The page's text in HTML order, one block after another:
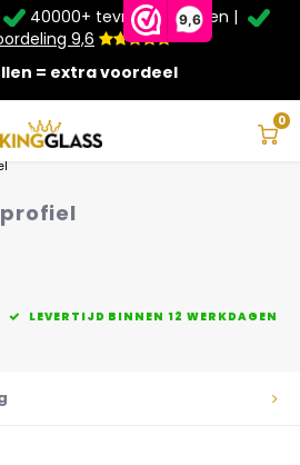
9,6
& Contact
Taal
40000+ tevreden klanten |
9,6
= extra voordeel
0
kortingop schuifwanden en
extra kassa korting*
LEVERTIJD BINNEN 12 WERKDAGEN